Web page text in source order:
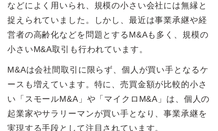
などによく用いられ、規模の小さい会社には無縁と
捉えられていました。しかし、最近は事業承継や経
営者の高齢化などを問題とするM&Aも多く、規模の
小さいM&A取引も行われています。
M&Aは会社間取引に限らず、個人が買い手となるケ
ースも増えています。特に、売買金額が比較的小さ
い「スモールM&A」や「マイクロM&A」は、個人の
起業家やサラリーマンが買い手となり、事業承継を
実現する手段として注目されています。